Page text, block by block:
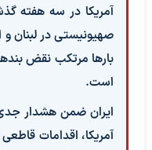
آمریکا در سه هفته
صهیونیستی در لبنان و
است.
ایران ضمن هشدار
آمریکا، اقدامات